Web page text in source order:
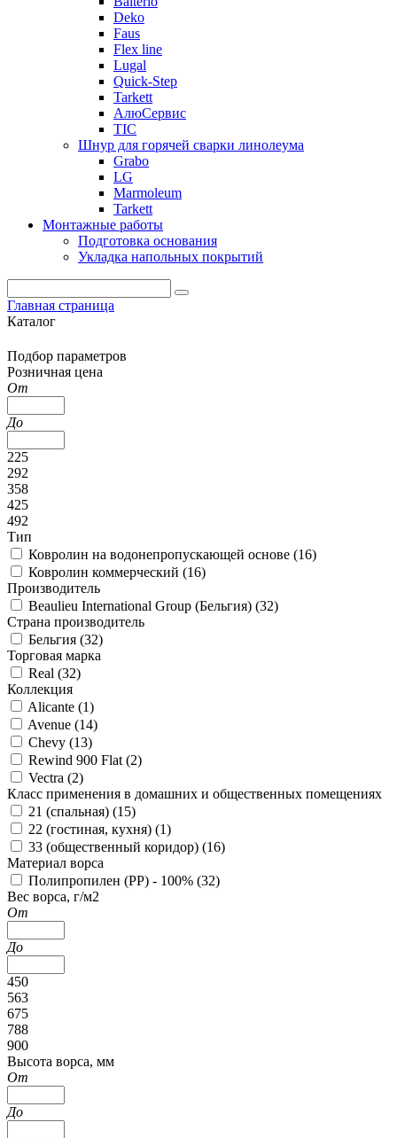
Deko
Faus
Flex line
Lugal
Quick-Step
Tarkett
АлюСервис
ТІС
Шнур для горячей сварки линолеума
Grabo
LG
Marmoleum
Tarkett
Монтажные работы
Подготовка основания
Укладка напольных покрытий
Главная страница
Каталог
Подбор параметров
Розничная цена
От
До
225
292
358
425
492
Тип
Ковролин на водонепропускающей основе (16)
Ковролин коммерческий (16)
Производитель
Beaulieu International Group (Бельгия) (32)
Страна производитель
Бельгия (32)
Торговая марка
Real (32)
Коллекция
Alicante (1)
Avenue (14)
Chevy (13)
Rewind 900 Flat (2)
Vectra (2)
Класс применения в домашних и общественных помещениях
21 (спальная) (15)
22 (гостиная, кухня) (1)
33 (общественный коридор) (16)
Материал ворса
Полипропилен (PP) - 100% (32)
Вес ворса, г/м2
От
До
450
563
675
788
900
Высота ворса, мм
От
До